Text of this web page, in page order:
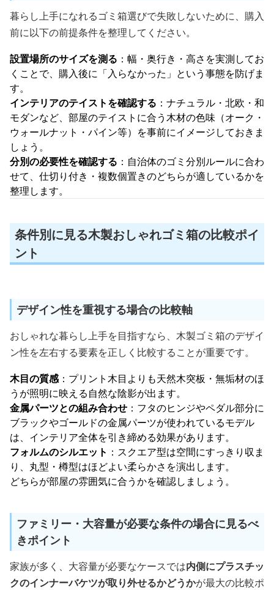
暮らし上手になれるゴミ箱選びで失敗しないために、購入
前に以下の前提条件を整理してください。
設置場所のサイズを測る ：幅・奥行き・高さを実測してお
くことで、購入後に「入らなかった」という事態を防げま
す。
インテリアのテイストを確認する ：ナチュラル・北欧・和
モダンなど、部屋のテイストに合う木材の色味（オーク・
ウォールナット・パイン等）を事前にイメージしておきま
しょう。
分別の必要性を確認する ：自治体のゴミ分別ルールに合わ
せて、仕切り付き・複数個置きのどちらが適しているかを
整理します。
条件別に見る木製おしゃれゴミ箱の比較ポイ
ント
デザイン性を重視する場合の比較軸
おしゃれな暮らし上手を目指すなら、木製ゴミ箱のデザイ
ン性を左右する要素を正しく比較することが重要です。
木目の質感：プリント木目よりも天然木突板・無垢材のほ
うが照明に映える自然な陰影が出ます。
金属パーツとの組み合わせ ：フタのヒンジやペダル部分に
ブラックやゴールドの金属パーツが使われているモデル
は、インテリア全体を引き締める効果があります。
フォルムのシルエット ：スクエア型は空間にすっきり収ま
り、丸型・樽型はほどよい柔らかさを演出します。
どちらが部屋の雰囲気に合うかを確認しましょう。
ファミリー・大容量が必要な条件の場合に見るべ
きポイント
家族が多く、大容量が必要なケースでは内側にプラスチッ
クのインナーバケツが取り外せるかどうかが最大の比較ポ